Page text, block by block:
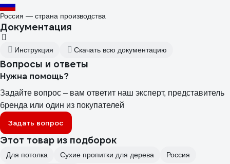
Россия — страна производства
Документация
Инструкция Скачать всю документацию
Вопросы и ответы
Нужна помощь?
Задайте вопрос – вам ответит наш эксперт, представитель
бренда или один из покупателей
Задать вопрос
Этот товар из подборок
Для потолка Сухие пропитки для дерева
Россия